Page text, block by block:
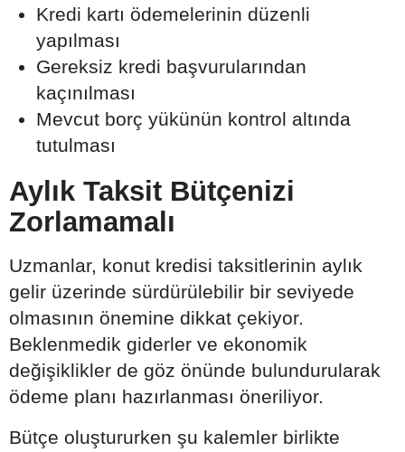
Kredi kartı ödemelerinin düzenli
yapılması
Gereksiz kredi başvurularından
kaçınılması
Mevcut borç yükünün kontrol altında
tutulması
Aylık Taksit Bütçenizi
Zorlamamalı
Uzmanlar, konut kredisi taksitlerinin aylık
gelir üzerinde sürdürülebilir bir seviyede
olmasının önemine dikkat çekiyor.
Beklenmedik giderler ve ekonomik
değişiklikler de göz önünde bulundurularak
ödeme planı hazırlanması öneriliyor.
Bütçe oluştururken şu kalemler birlikte